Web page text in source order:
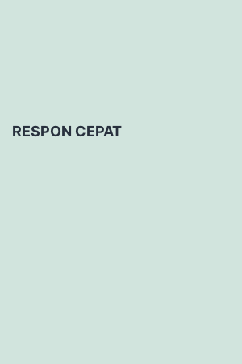
RESPON CEPAT